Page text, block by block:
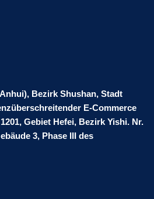
Bezirk Shushan, Stadt
E-Commerce
Gebiet Hefei, Bezirk Yishi. Nr.
3, Phase III des